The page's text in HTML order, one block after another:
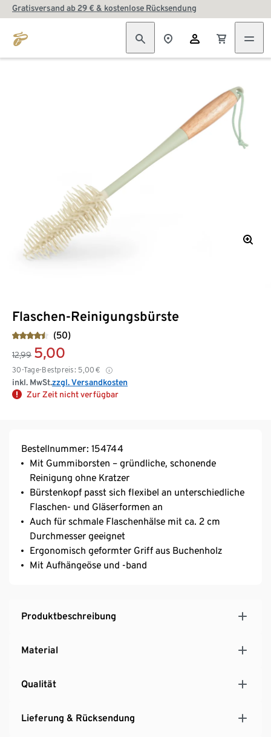
Gratisversand ab 29 € & kostenlose Rücksendung
Flaschen-Reinigungsbürste
(50)
12,99 5,00
30-Tage-Bestpreis: 5,00 €
inkl. MwSt.zzgl. Versandkosten
Zur Zeit nicht verfügbar
Bestellnummer: 154744
Mit Gummiborsten – gründliche, schonende
Reinigung ohne Kratzer
Bürstenkopf passt sich flexibel an unterschiedliche
Flaschen- und Gläserformen an
Auch für schmale Flaschenhälse mit ca. 2 cm
Durchmesser geeignet
Ergonomisch geformter Griff aus Buchenholz
Mit Aufhängeöse und -band
Produktbeschreibung
Material
Qualität
Lieferung & Rücksendung